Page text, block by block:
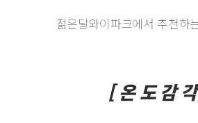
젊은달와이파크에서 추천하는
[ 온 도 감